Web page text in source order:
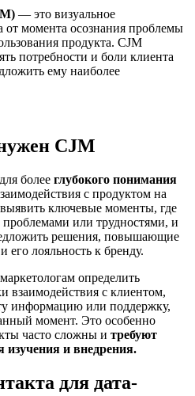
— это визуальное
от момента осознания проблемы
продукта. CJM
потребности и боли клиента
ему наиболее
CJM
более глубокого понимания
с продуктом на
ключевые моменты, где
проблемами или трудностями, и
решения, повышающие
его лояльность к бренду.
определить
взаимодействия с клиентом,
информацию или поддержку,
момент. Это особенно
часто сложны и требуют
изучения и внедрения.
для дата-